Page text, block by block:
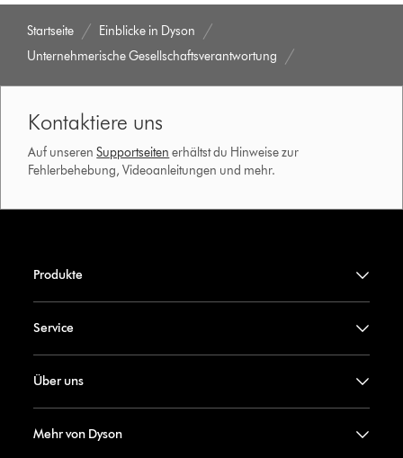
Startseite
Einblicke in Dyson
Unternehmerische Gesellschaftsverantwortung
Kontaktiere uns
Auf unserenSupportseiten erhältst du Hinweise zur
Fehlerbehebung, Videoanleitungen und mehr.
Produkte
Service
Über uns
Mehr von Dyson